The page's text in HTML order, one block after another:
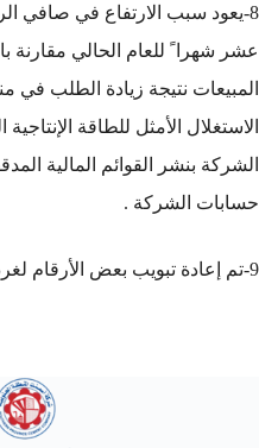
8-يعود سبب الارتفاع في صافي
عشر شهرا ً للعام الحالي مقارنة
المبيعات نتيجة زيادة الطلب في
الاستغلال الأمثل للطاقة
الشركة بنشر القوائم المالية
حسابات الشركة .
9-تم إعادة تبويب بعض الأرقام لغرض المقارنة .